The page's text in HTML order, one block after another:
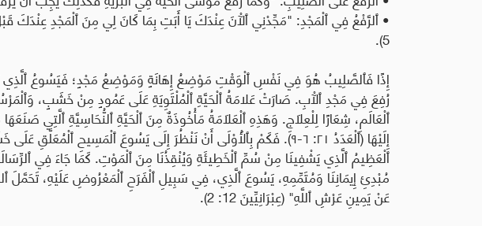
•ٱلرَّفْعُ فِي ٱلْمَجْدِ: "مَجِّدْنِي ٱلْآنَ عِنْدَكَ يَا أَبَتِ بِمَا كَانَ لِي مِنَ ٱلْمَجْدِ عِنْدَكَ
5).
إِذًا فَٱلصَّلِيبُ هُوَ فِي نَفْسِ ٱلْوَقْتِ مَوْضِعُ إِهَانَةٍ وَمَوْضِعُ مَجْدٍ؛ فَيَسُوعُ ٱلَّذِي
رُفِعَ فِي مَجْدِ ٱلْآبِ.صَارَتْ عَلامَةُ ٱلْحَيَّةِ ٱلْمُلْتَوِيَةِ عَلَى عَمُودٍ مِنْ خَشَبٍ،
ٱلْعَالَمِ، شِعَارًا لِلْعِلَاجِ. وَهَذِهِ ٱلْعَلَامَةُ مَأْخُوذَةٌ مِنَ ٱلْحَيَّةِ ٱلنُّحَاسِيَّةِ ٱلَّتِي
إِلَيْهَا (ٱلْعَدَدُ ٢١: ٦-٩). فَكَمْ بِٱلْأَوْلَى أَنْ نَنْظُرَ إِلَى يَسُوعَ ٱلْمَسِيحِ
ٱلْعَظِيمُ ٱلَّذِي يَشْفِينَا مِنْ سُمِّ ٱلْخَطِيئَةِ وَيُنْقِذُنَا مِنَ ٱلْمَوْتِ. كَمَا جَاءَ فِي ٱلرِّسَالَةِ
مُبْدِئِ إِيمَانِنَا وَمُتَمِّمِهِ، يَسُوعَ ٱلَّذِي، فِي سَبِيلِ ٱلْفَرَحِ ٱلْمَعْرُوضِ عَلَيْهِ، تَحَمَّلَ
عَنْ يَمِينِ عَرْشِ ٱللَّهِ"(عِبْرَانِيِّينَ 12: 2).